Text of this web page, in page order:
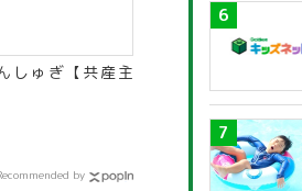
しゅぎ【共産主
by